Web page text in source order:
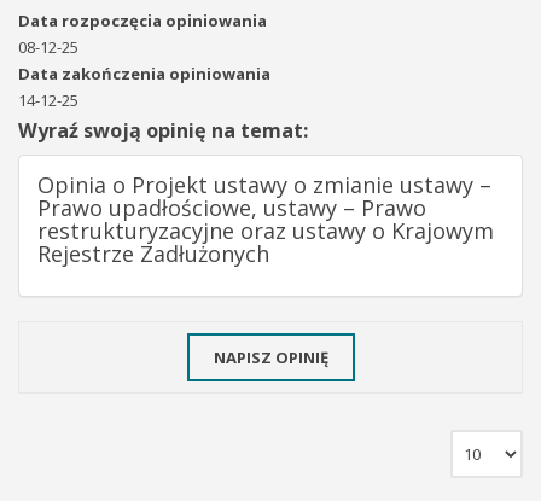
Data rozpoczęcia opiniowania
08-12-25
Data zakończenia opiniowania
14-12-25
Wyraź swoją opinię na temat:
Opinia o Projekt ustawy o zmianie ustawy –
Prawo upadłościowe, ustawy – Prawo
restrukturyzacyjne oraz ustawy o Krajowym
Rejestrze Zadłużonych
NAPISZ OPINIĘ